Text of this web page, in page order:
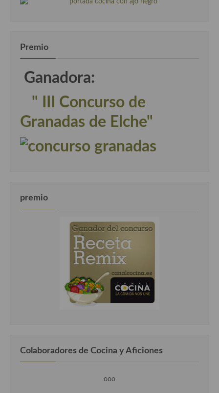
Premio
Ganadora:
" III Concurso de
Granadas de Elche"
premio
Colaboradores de Cocina y Aficiones
ooo